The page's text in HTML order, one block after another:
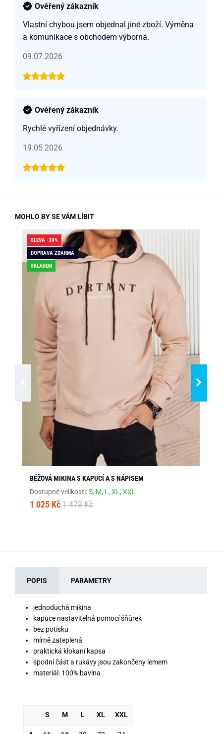
Ověřený zákazník
Vlastní chybou jsem objednal jiné zboží. Výměna
a komunikace s obchodem výborná.
09.07.2026
Ověřený zákazník
Rychlé vyřízení objednávky.
19.05.2026
MOHLO BY SE VÁM LÍBIT
SLEVA -30%
DOPRAVA ZDARMA
SKLADEM
BÉŽOVÁ MIKINA S KAPUCÍ A S NÁPISEM
Dostupné velikosti:S, M, L,XL,XXL
1 025 Kč 1 473 Kč
POPIS PARAMETRY
jednoduchá mikina
kapuce nastavitelná pomocí šňůrek
bez potisku
mírně zateplená
praktická klokaní kapsa
spodní část a rukávy jsou zakončeny lemem
materiál: 100% bavlna
S M L XL XXL